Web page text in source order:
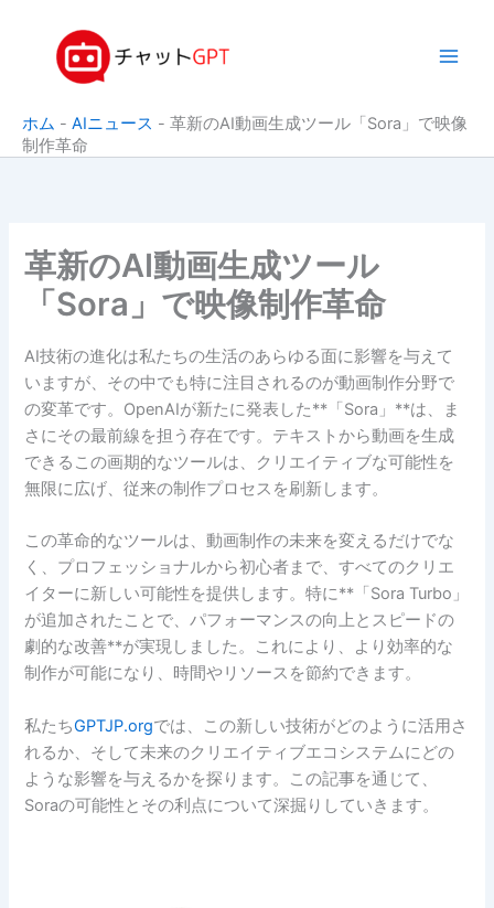
ホム - AIニュース - 革新のAI動画生成ツール「Sora」で映像
制作革命
革新のAI動画生成ツール
「Sora」で映像制作革命
AI技術の進化は私たちの生活のあらゆる面に影響を与えて
いますが、その中でも特に注目されるのが動画制作分野で
の変革です。OpenAIが新たに発表した**「Sora」**は、ま
さにその最前線を担う存在です。テキストから動画を生成
できるこの画期的なツールは、クリエイティブな可能性を
無限に広げ、従来の制作プロセスを刷新します。
この革命的なツールは、動画制作の未来を変えるだけでな
く、プロフェッショナルから初心者まで、すべてのクリエ
イターに新しい可能性を提供します。特に**「Sora Turbo」
が追加されたことで、パフォーマンスの向上とスピードの
劇的な改善**が実現しました。これにより、より効率的な
制作が可能になり、時間やリソースを節約できます。
私たちGPTJP.orgでは、この新しい技術がどのように活用さ
れるか、そして未来のクリエイティブエコシステムにどの
ような影響を与えるかを探ります。この記事を通じて、
Soraの可能性とその利点について深掘りしていきます。